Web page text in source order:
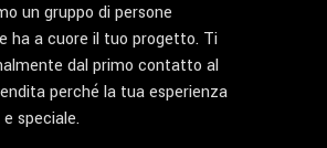
un gruppo di persone
ha a cuore il tuo progetto. Ti
dal primo contatto al
perché la tua esperienza
speciale.